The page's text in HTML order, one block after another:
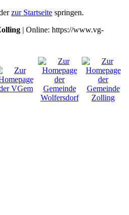
zur Startseite springen.
| Online: https://www.vg-